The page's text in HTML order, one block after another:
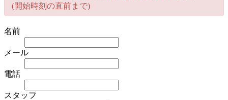
(開始時刻の直前まで)
名前
メール
電話
スタッフ